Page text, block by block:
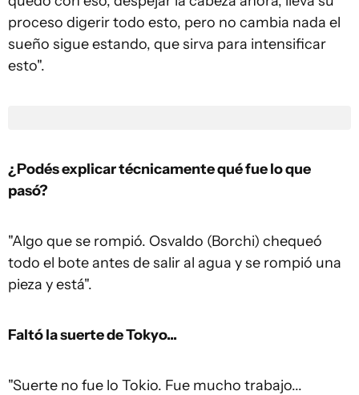
proceso digerir todo esto, pero no cambia nada el
sueño sigue estando, que sirva para intensificar
esto".
¿Podés explicar técnicamente qué fue lo que
pasó?
"Algo que se rompió. Osvaldo (Borchi) chequeó
todo el bote antes de salir al agua y se rompió una
pieza y está".
Faltó la suerte de Tokyo...
"Suerte no fue lo Tokio. Fue mucho trabajo...